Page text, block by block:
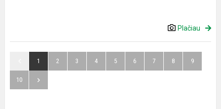
Plačiau
1 2 3 4 5 6 7 8 9
10